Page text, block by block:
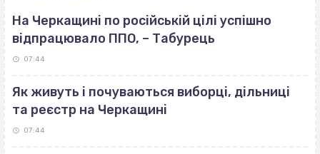
На Черкащині по російській цілі успішно
відпрацювало ППО, – Табурець
07:44
Як живуть і почуваються виборці, дільниці
та реєстр на Черкащині
07:44